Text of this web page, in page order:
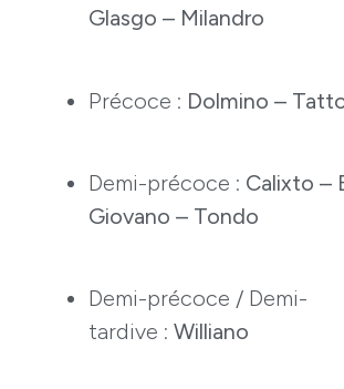
Glasgo – Milandro
Précoce : Dolmino –
Demi-précoce : Calixto –
Giovano – Tondo
Demi-précoce / Demi-
tardive : Williano